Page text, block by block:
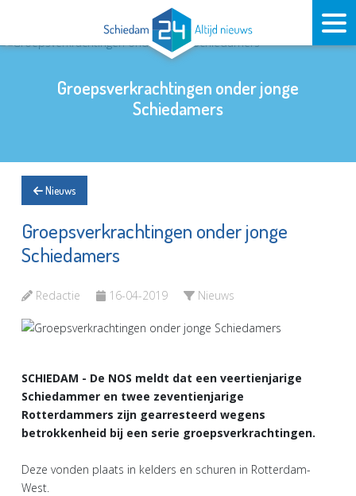
Groepsverkrachtingen onder jonge
Schiedamers
Nieuws
Groepsverkrachtingen onder jonge
Schiedamers
Redactie 16-04-2019 Nieuws
SCHIEDAM - De NOS meldt dat een veertienjarige
Schiedammer en twee zeventienjarige
Rotterdammers zijn gearresteerd wegens
betrokkenheid bij een serie groepsverkrachtingen.
Deze vonden plaats in kelders en schuren in Rotterdam-
West.